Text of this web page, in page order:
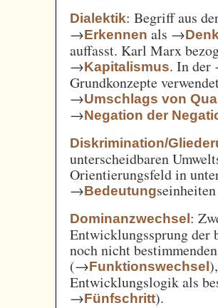
Dialektik: Begriff aus
→Erkennen als →
auffasst. Karl Marx
→Kapitalismus. In
Grundkonzepte
→Umschlags von
→Negation der
Diskrimination/
unterscheidbaren
Orientierungsfeld in
→Bedeutung
Dominanzwechsel:
Entwicklungssprung der
noch nicht
(→Funktionswechsel
Entwicklungslogik als
→Fünfschritt).